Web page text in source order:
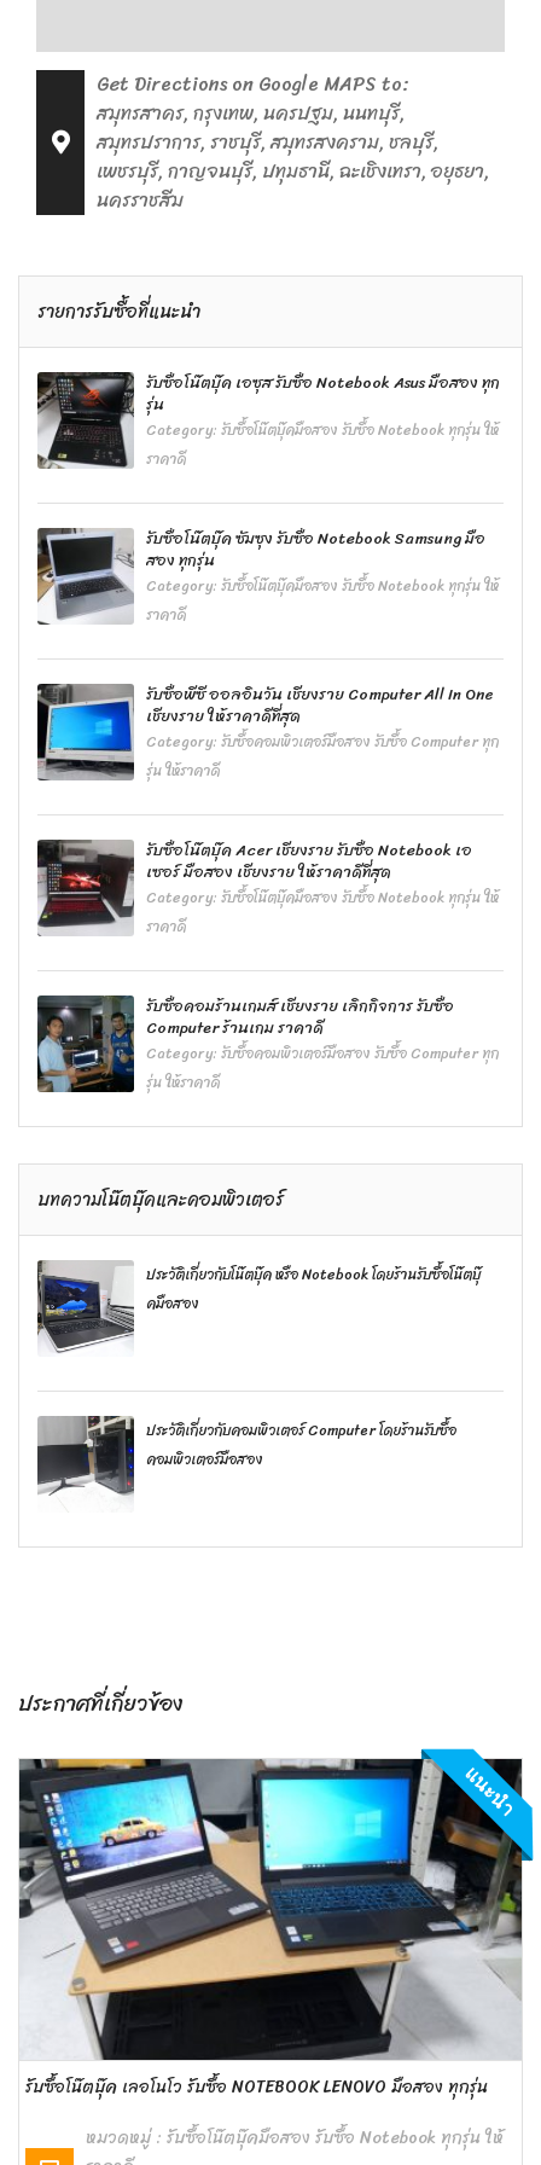
Get Directions on Google MAPS to:
สมุทรสาคร, กรุงเทพ, นครปฐม, นนทบุรี,
สมุทรปราการ, ราชบุรี, สมุทรสงคราม, ชลบุรี,
เพชรบุรี, กาญจนบุรี, ปทุมธานี, ฉะเชิงเทรา, อยุธยา,
นครราชสีม
รายการรับซื้อที่แนะนำ
รับซื้อโน๊ตบุ๊ค เอซุส รับซื้อ Notebook Asus มือสอง ทุก
รุ่น
Category:รับซื้อโน๊ตบุ๊คมือสอง รับซื้อ Notebook ทุกรุ่น ให้
ราคาดี
รับซื้อโน๊ตบุ๊ค ซัมซุง รับซื้อ Notebook Samsung มือ
สอง ทุกรุ่น
Category:รับซื้อโน๊ตบุ๊คมือสอง รับซื้อ Notebook ทุกรุ่น ให้
ราคาดี
รับซื้อพีซี ออลอินวัน เชียงราย Computer All In One
เชียงราย ให้ราคาดีที่สุด
Category:รับซื้อคอมพิวเตอร์มือสอง รับซื้อ Computer ทุก
รุ่น ให้ราคาดี
รับซื้อโน๊ตบุ๊ค Acer เชียงราย รับซื้อ Notebook เอ
เซอร์ มือสอง เชียงราย ให้ราคาดีที่สุด
Category:รับซื้อโน๊ตบุ๊คมือสอง รับซื้อ Notebook ทุกรุ่น ให้
ราคาดี
รับซื้อคอมร้านเกมส์ เชียงราย เลิกกิจการ รับซื้อ
Computer ร้านเกม ราคาดี
Category:รับซื้อคอมพิวเตอร์มือสอง รับซื้อ Computer ทุก
รุ่น ให้ราคาดี
บทความโน๊ตบุ๊คและคอมพิวเตอร์
ประวัติเกี่ยวกับโน๊ตบุ๊ค หรือ Notebook โดยร้านรับซื้อโน๊ตบุ๊
คมือสอง
ประวัติเกี่ยวกับคอมพิวเตอร์ Computer โดยร้านรับซื้อ
คอมพิวเตอร์มือสอง
ประกาศที่เกี่ยวข้อง
แนะนำ
รับซื้อโน๊ตบุ๊ค เลอโนโว รับซื้อ NOTEBOOK LENOVO มือสอง ทุกรุ่น
หมวดหมู่ : รับซื้อโน๊ตบุ๊คมือสอง รับซื้อ Notebook ทุกรุ่น ให้